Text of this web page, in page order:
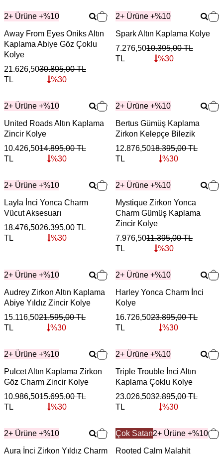
2+ Ürüne +%10
Away From Eyes Oniks Altın
Kaplama Abiye Göz Çoklu
Kolye
21.626,50
TL
30.895,00TL
%30
2+ Ürüne +%10
Spark Altın Kaplama Kolye
7.276,50
TL
10.395,00TL
%30
2+ Ürüne +%10
United Roads Altın Kaplama
Zincir Kolye
10.426,50
TL
14.895,00TL
%30
2+ Ürüne +%10
Bertus Gümüş Kaplama
Zirkon Kelepçe Bilezik
12.876,50
TL
18.395,00TL
%30
2+ Ürüne +%10
Layla İnci Yonca Charm
Vücut Aksesuarı
18.476,50
TL
26.395,00TL
%30
2+ Ürüne +%10
Mystique Zirkon Yonca
Charm Gümüş Kaplama
Zincir Kolye
7.976,50
TL
11.395,00TL
%30
2+ Ürüne +%10
Audrey Zirkon Altın Kaplama
Abiye Yıldız Zincir Kolye
15.116,50
TL
21.595,00TL
%30
2+ Ürüne +%10
Harley Yonca Charm İnci
Kolye
16.726,50
TL
23.895,00TL
%30
2+ Ürüne +%10
Pulcet Altın Kaplama Zirkon
Göz Charm Zincir Kolye
10.986,50
TL
15.695,00TL
%30
2+ Ürüne +%10
Triple Trouble İnci Altın
Kaplama Çoklu Kolye
23.026,50
TL
32.895,00TL
%30
2+ Ürüne +%10
Aura İnci Zirkon Yıldız Charm
Çok Satan2+ Ürüne +%10
Rooted Calm Malahit